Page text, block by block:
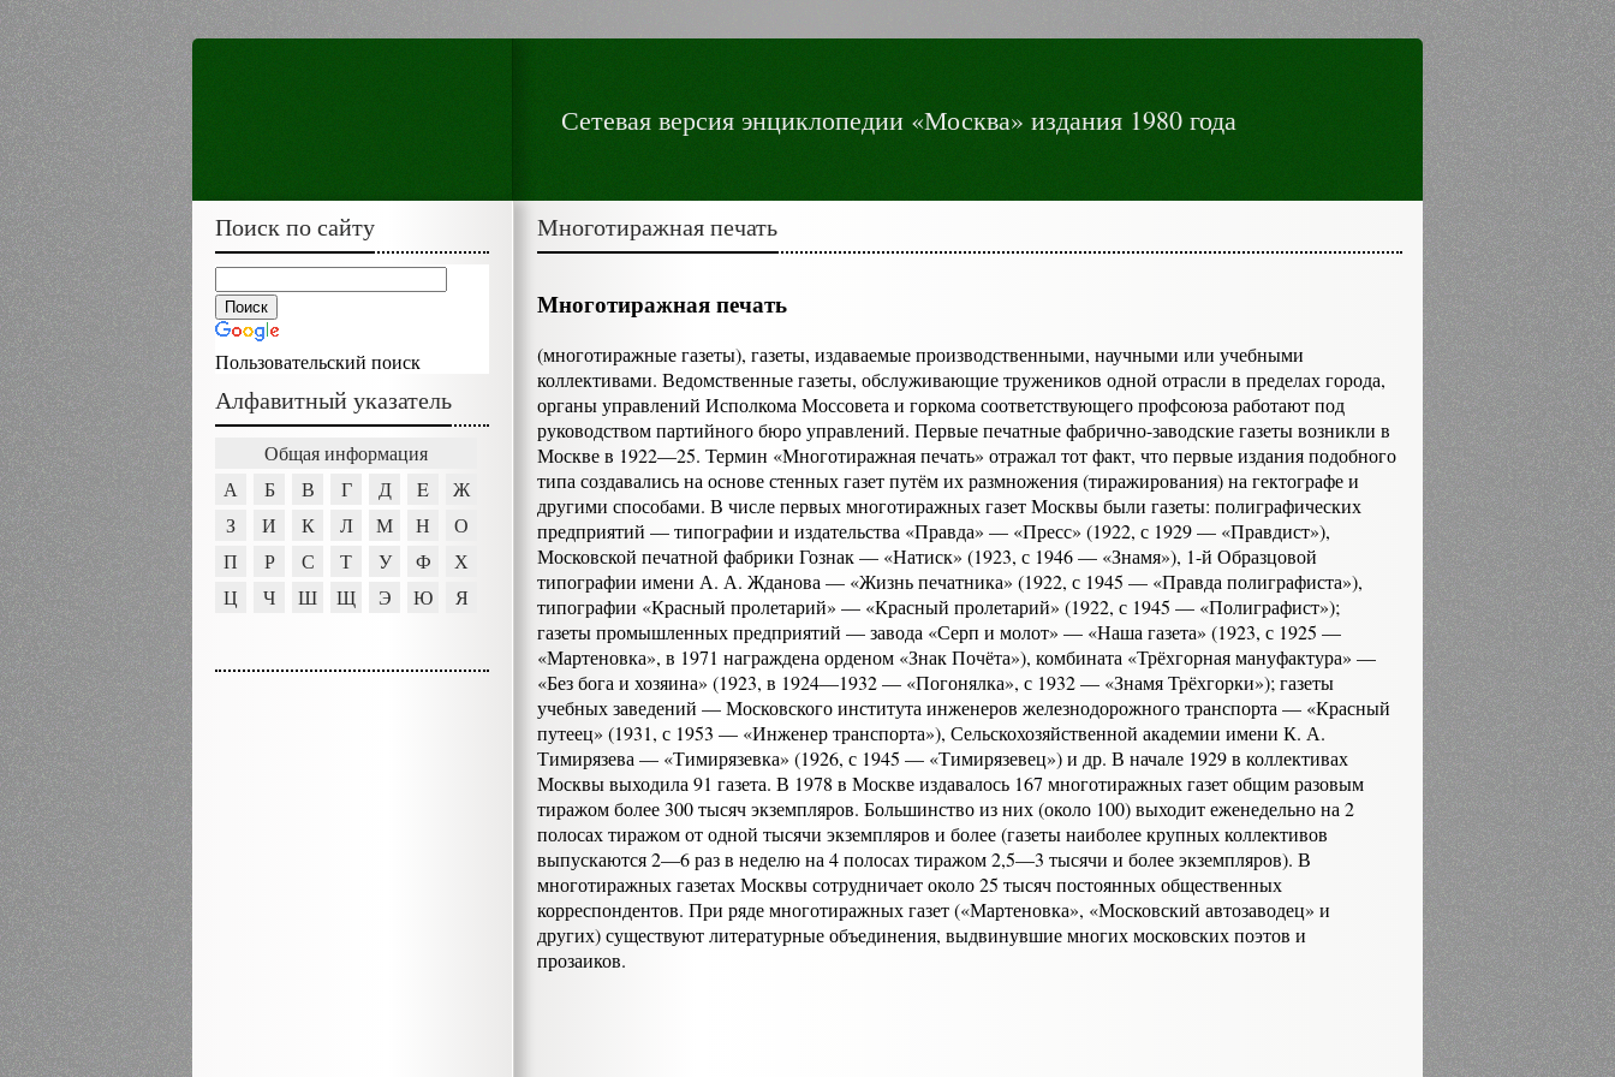
Сетевая версия энциклопедии «Москва» издания 1980 года
Многотиражная печать
Многотиражная печать
(многотиражные газеты), газеты, издаваемые производственными, научными или учебными
коллективами. Ведомственные газеты, обслуживающие тружеников од­ной отрасли в пределах города,
орга­ны управлений Исполкома Моссовета и горкома соответствующего профсою­за работают под
руководством партийного бю­ро управлений. Первые печатные фаб­рично-заводские газеты возникли в
Москве в 1922—25. Термин «Многотиражная печать» отражал тот факт, что первые издания подобного
типа создавались на основе стенных газет путём их размножения (тиражирования) на гек­тографе и
другими способами. В числе пер­вых многотиражных газет Москвы были газеты: полиграфических
предприятий — типо­графии и издательства «Правда» — «Пресс» (1922, с 1929 — «Правдист»),
Московской печатной фабрики Гознак — «Натиск» (1923, с 1946 — «Знамя»), 1-й Образцо­вой
типографии имени А. А. Жданова — «Жизнь печатника» (1922, с 1945 — «Правда полиграфиста»),
типографии «Красный пролетарий» — «Красный пролетарий» (1922, с 1945 — «Полигра­фист»);
газеты промышленных предприятий — завода «Серп и молот» — «Наша газета» (1923, с 1925 —
«Мартеновка», в 1971 награждена орденом «Знак Почёта»), комбината «Трёхгорная мануфактура» —
«Без бога и хозяина» (1923, в 1924—1932 — «Погонялка», с 1932 — «Знамя Трёхгорки»); газеты
учебных заведе­ний — Московского института инженеров железнодорожного транспорта — «Красный
путеец» (1931, с 1953 — «Инженер транспорта»), Сельскохозяйственной академии имени К. А.
Тимирязева — «Тимирязевка» (1926, с 1945 — «Тимирязевец») и др. В начале 1929 в коллективах
Москвы вы­ходила 91 газета. В 1978 в Москве издавалось 167 многотиражных газет общим разовым
тиражом более 300 тысяч экземпляров. Большинство из них (около 100) выходит еженедельно на 2
полосах тиражом от одной тысячи экземпляров и более (газеты наиболее крупных коллективов
выпускаются 2—6 раз в неделю на 4 по­лосах тиражом 2,5—3 тысячи и более экземпляров). В
многотиражных газетах Москвы сотруд­ничает около 25 тысяч постоянных обществен­ных
корреспондентов. При ряде много­тиражных газет («Мартеновка», «Мос­ковский автозаводец» и
других) существуют литературные объединения, выдвинувшие многих московских поэтов и
прозаиков.
Поиск по сайту
Пользовательский поиск
Алфавитный указатель
Общая информация
А
Б В Г Д E
Ж
З
И К Л М Н
О
П
Р С Т У Ф
Х
Ц
Ч Ш Щ Э Ю Я